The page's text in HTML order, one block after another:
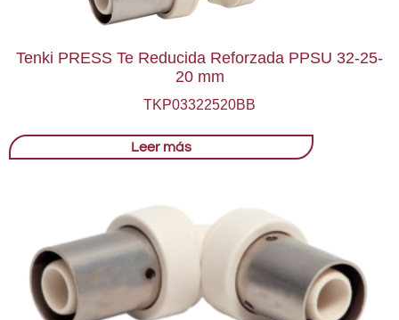
Tenki PRESS Te Reducida Reforzada PPSU 32-25-
20 mm
TKP03322520BB
Leer más